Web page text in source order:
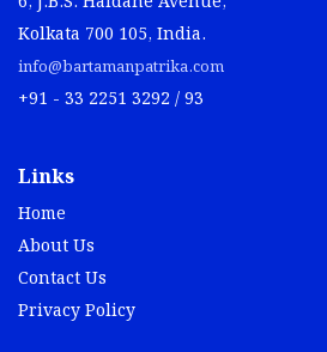
Kolkata 700 105, India.
info@bartamanpatrika.com
+91 - 33 2251 3292 / 93
Links
Home
About Us
Contact Us
Privacy Policy